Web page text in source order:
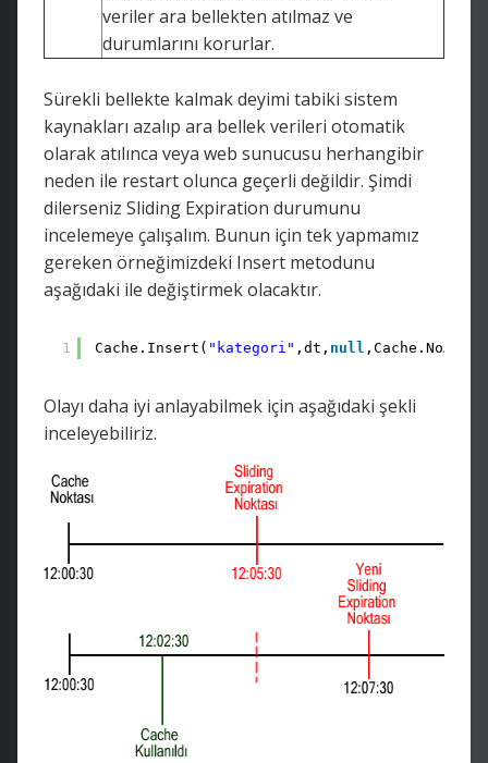
veriler ara bellekten atılmaz ve
durumlarını korurlar.
Sürekli bellekte kalmak deyimi tabiki sistem
kaynakları azalıp ara bellek verileri otomatik
olarak atılınca veya web sunucusu herhangibir
neden ile restart olunca geçerli değildir. Şimdi
dilerseniz Sliding Expiration durumunu
incelemeye çalışalım. Bunun için tek yapmamız
gereken örneğimizdeki Insert metodunu
aşağıdaki ile değiştirmek olacaktır.
1 Cache.Insert( "kategori" ,dt, null
Olayı daha iyi anlayabilmek için aşağıdaki şekli
inceleyebiliriz.